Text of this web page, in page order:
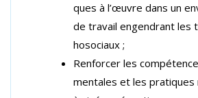
ques à l’œuvre dans un
de travail engendrant les
hosociaux ;
Renforcer les
mentales et les pratiques